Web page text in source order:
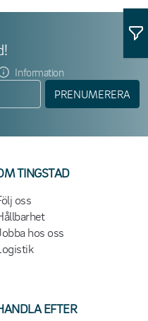
Information
PRENUMERERA
TINGSTAD
oss
hos oss
EFTER